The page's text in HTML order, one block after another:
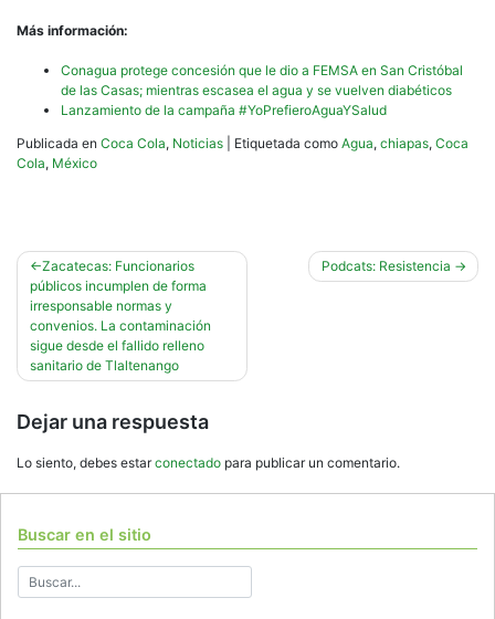
Más información:
Conagua protege concesión que le dio a FEMSA en San Cristóbal
de las Casas; mientras escasea el agua y se vuelven diabéticos
Lanzamiento de la campaña #YoPrefieroAguaYSalud
Publicada en Coca Cola, Noticias Etiquetada como Agua, chiapas, Coca
Cola, México
Navegación
de
entradas
Zacatecas: Funcionarios
públicos incumplen de forma
irresponsable normas y
convenios. La contaminación
sigue desde el fallido relleno
sanitario de Tlaltenango
Podcats: Resistencia
Dejar una respuesta
Lo siento, debes estarconectado para publicar un comentario.
Buscar en el sitio